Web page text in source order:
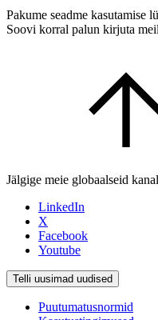
Pakume seadme kasutamise
Soovi korral palun kirjuta
Jälgige meie globaalseid
LinkedIn
X
Facebook
Youtube
Telli uusimad uudised
Puutumatusnormid